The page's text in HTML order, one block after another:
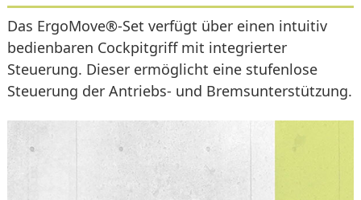
Das ErgoMove®-Set verfügt über einen intuitiv
bedienbaren Cockpitgriff mit integrierter
Steuerung. Dieser ermöglicht eine stufenlose
Steuerung der Antriebs- und Bremsunterstützung.